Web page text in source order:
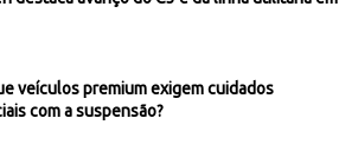
veículos premium exigem cuidados
com a suspensão?